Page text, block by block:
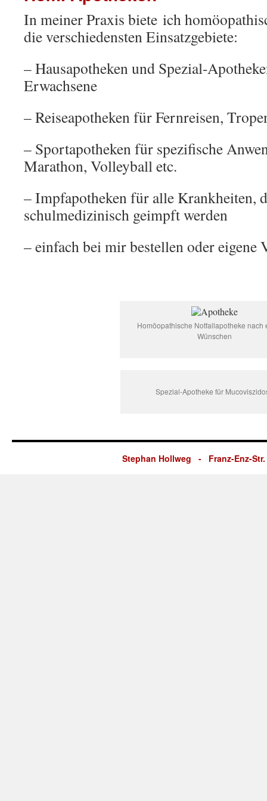
In meiner Praxis biete ich
die verschiedensten Einsatzgebiete:
– Hausapotheken und Spezial-
Erwachsene
– Reiseapotheken für Fernreisen,
– Sportapotheken für spezifische
Marathon, Volleyball etc.
– Impfapotheken für alle Krankheiten,
schulmedizinisch geimpft werden
– einfach bei mir bestellen oder eigene
Homöopathische Notfallapotheke nach
Wünschen
Spezial-Apotheke für
Stephan Hollweg - Franz-Enz-